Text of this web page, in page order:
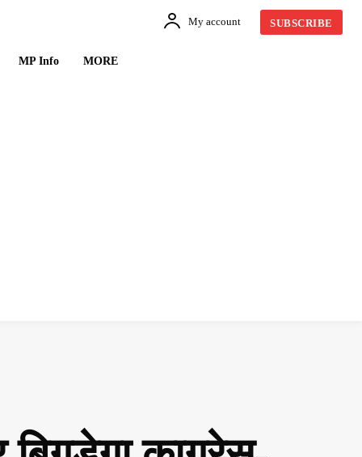
My account SUBSCRIBE
MP Info MORE